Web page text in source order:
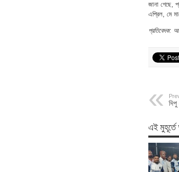
জানা গেছে,
এপ্রিল, মে
প্রতিবেদক:
দিপু
এই